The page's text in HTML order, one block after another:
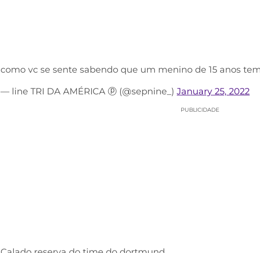
como vc se sente sabendo que um menino de 15 anos
— line TRI DA AMÉRICA ⓟ (@sepnine_) January 25, 2022
PUBLICIDADE